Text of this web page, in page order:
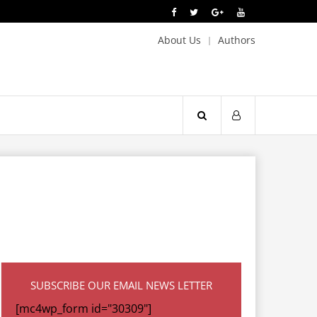
About Us Authors
SUBSCRIBE OUR EMAIL NEWS LETTER
[mc4wp_form id="30309"]